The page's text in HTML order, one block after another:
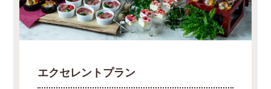
エクセレントプラン